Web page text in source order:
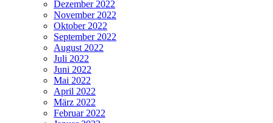
Dezember 2022
November 2022
Oktober 2022
September 2022
August 2022
Juli 2022
Juni 2022
Mai 2022
April 2022
März 2022
Februar 2022